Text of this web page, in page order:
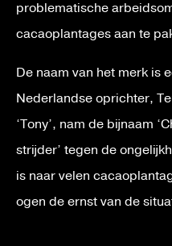
problematische
cacaoplantages aan te
De naam van het merk is
Nederlandse oprichter,
‘Tony’, nam de bijnaam
strijder’ tegen de
is naar velen
ogen de ernst van de